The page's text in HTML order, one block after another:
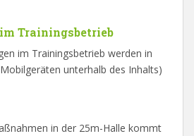
Trainingsbetrieb
im Trainingsbetrieb werden in
unterhalb des Inhalts)
in der 25m-Halle kommt